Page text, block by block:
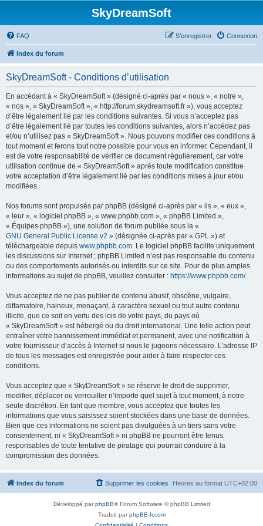
SkyDreamSoft
FAQ Connexion
S’enregistrer
Index du forum
SkyDreamSoft - Conditions d’utilisation
En accédant à « SkyDreamSoft » (désigné ci-après par « nous », « notre »,
« nos », « SkyDreamSoft », « http://forum.skydreamsoft.fr »), vous acceptez
d’être légalement lié par les conditions suivantes. Si vous n’acceptez pas
d’être légalement lié par toutes les conditions suivantes, alors n’accédez pas
et/ou n’utilisez pas « SkyDreamSoft ». Nous pouvons modifier ces conditions à
tout moment et ferons tout notre possible pour vous en informer. Cependant, il
est de votre responsabilité de vérifier ce document régulièrement, car votre
utilisation continue de « SkyDreamSoft » après toute modification constitue
votre acceptation d’être légalement lié par les conditions mises à jour et/ou
modifiées.
Nos forums sont propulsés par phpBB (désigné ci-après par « ils », « eux »,
« leur », « logiciel phpBB », « www.phpbb.com », « phpBB Limited »,
« Équipes phpBB »), une solution de forum publiée sous la «
GNU General Public License v2 » (désignée ci-après par « GPL ») et
téléchargeable depuis www.phpbb.com. Le logiciel phpBB facilite uniquement
les discussions sur Internet ; phpBB Limited n’est pas responsable du contenu
ou des comportements autorisés ou interdits sur ce site. Pour de plus amples
informations au sujet de phpBB, veuillez consulter : https://www.phpbb.com/.
Vous acceptez de ne pas publier de contenu abusif, obscène, vulgaire,
diffamatoire, haineux, menaçant, à caractère sexuel ou tout autre contenu
illicite, que ce soit en vertu des lois de votre pays, du pays où
« SkyDreamSoft » est hébergé ou du droit international. Une telle action peut
entraîner votre bannissement immédiat et permanent, avec une notification à
votre fournisseur d’accès à Internet si nous le jugeons nécessaire. L’adresse IP
de tous les messages est enregistrée pour aider à faire respecter ces
conditions.
Vous acceptez que « SkyDreamSoft » se réserve le droit de supprimer,
modifier, déplacer ou verrouiller n’importe quel sujet à tout moment, à notre
seule discrétion. En tant que membre, vous acceptez que toutes les
informations que vous saisissez soient stockées dans une base de données.
Bien que ces informations ne soient pas divulguées à un tiers sans votre
consentement, ni « SkyDreamSoft » ni phpBB ne pourront être tenus
responsables de toute tentative de piratage qui pourrait conduire à la
compromission des données.
Index du forum Heures au format UTC+02:00
Supprimer les cookies
Développé parphpBB® Forum Software © phpBB Limited
Traduit parphpBB-fr.com